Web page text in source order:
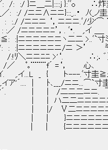
二|::::j }:ﾞﾞo ∴炸圭圭
ニニ}:::_..・ ﾉ(_ノ圭斥⌒',
，ニニニ.ﾞ/少'⌒ `..ﾞ'´.
’，. ﾞ･. ,.イ ＿_ 会ｭ｡,
ヽ二二 >..ﾞ`寸ﾐ､ ∴;．
/ニ ＞’ ㍉ｭ r劣} . ニ
∴;．゛）圭㍉ ￣ ::゛;
=‘， 心､ ⌒炸ム
_ { ト---.ﾞ寸圭≧ｭ≦圭圭
ニ...⌒`寸圭才㍉⌒¨㍉ﾄ
ニニ. ￣⌒` ㍉､..ﾞ
ニニニニニニニニ
ニニニニニニニニ
ニニニニニニニ
ニニニニニニニニ